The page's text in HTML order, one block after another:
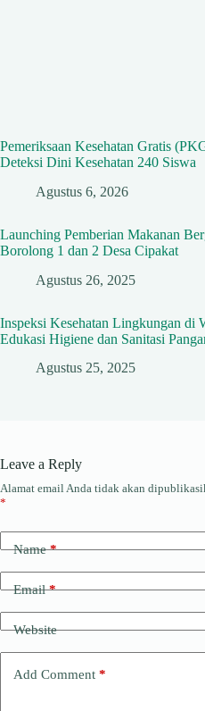
Pemeriksaan Kesehatan Gratis
Deteksi Dini Kesehatan 240 Siswa
Agustus 6, 2026
Launching Pemberian Makanan
Borolong 1 dan 2 Desa Cipakat
Agustus 26, 2025
Inspeksi Kesehatan Lingkungan di
Edukasi Higiene dan Sanitasi
Agustus 25, 2025
Leave a Reply
Alamat email Anda tidak akan
*
Name*
Email*
Website
Add Comment *